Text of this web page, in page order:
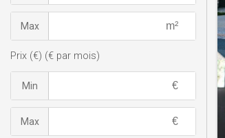
Max
Prix (€) (€ par mois)
Min
Max